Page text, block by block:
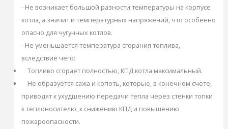
- Не возникает большой разности температуры на корпусе
котла, а значит и температурных напряжений, что особенно
опасно для чугунных котлов.
- Не уменьшается температура сгорания топлива,
вследствие чего:
Топливо сгорает полностью, КПД котла максимальный.
Не образуется сажа и копоть, которые, в конечном счете,
приводят к ухудшению передачи тепла через стенки топки
к теплоносителю, к снижению КПД и повышению
пожароопасности.